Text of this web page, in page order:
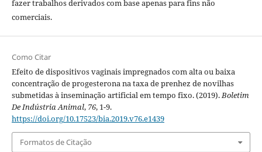
fazer trabalhos derivados com base apenas para fins não
comerciais.
Como Citar
Efeito de dispositivos vaginais impregnados com alta ou baixa
concentração de progesterona na taxa de prenhez de novilhas
submetidas à inseminação artificial em tempo fixo. (2019).Boletim
De Indústria Animal, 76, 1-9.
https://doi.org/10.17523/bia.2019.v76.e1439
Formatos de Citação